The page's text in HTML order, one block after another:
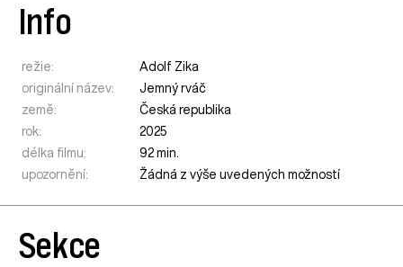
Info
režie:
Adolf Zika
originální název:
Jemný rváč
země:
Česká republika
rok:
2025
délka filmu:
92 min.
upozornění:
Žádná z výše uvedených možností
Sekce